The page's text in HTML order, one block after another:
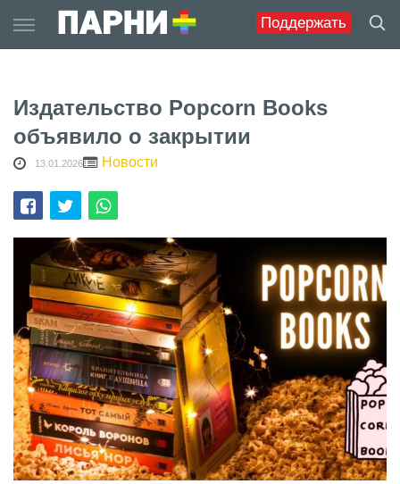
Поддержать
to
content
Издательство Popcorn Books
объявило о закрытии
13.01.2026 Новости